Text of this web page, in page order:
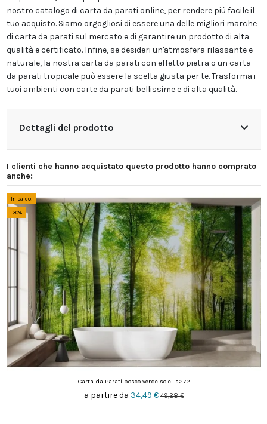
nostro catalogo di carta da parati online, per rendere più facile il
tuo acquisto. Siamo orgogliosi di essere una delle migliori marche
di carta da parati sul mercato e di garantire un prodotto di alta
qualità e certificato. Infine, se desideri un'atmosfera rilassante e
naturale, la nostra carta da parati con effetto pietra o un carta
da parati tropicale può essere la scelta giusta per te. Trasforma i
tuoi ambienti con carte da parati bellissime e di alta qualità.
Dettagli del prodotto
I clienti che hanno acquistato questo prodotto hanno comprato
anche:
In saldo!
-30%
Carta da Parati bosco verde sole -a272
a partire da 34,49 € 49,28 €